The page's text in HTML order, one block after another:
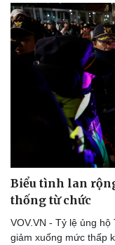
Biểu tình lan
thống từ chức
VOV.VN - Tỷ lệ ủng hộ
giảm xuống mức thấp